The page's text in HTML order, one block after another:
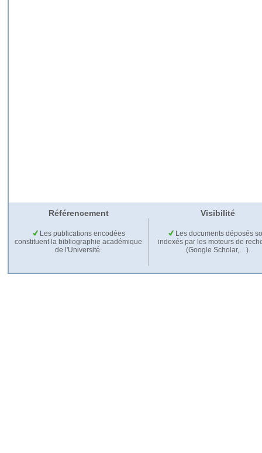
Référencement Visibilité
Les publications encodées
constituent la bibliographie académique
de l'Université.
Les documents déposés
indexés par les moteurs de
(Google Scholar,…).